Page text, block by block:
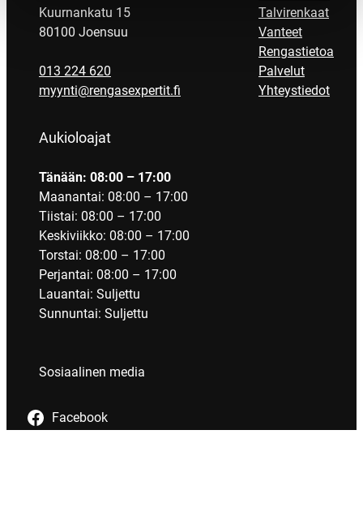
Kuurnankatu 15
80100 Joensuu
013 224 620
myynti@rengasexpertit.fi
Aukioloajat
Tänään: 08:00 – 17:00
Maanantai: 08:00 – 17:00
Tiistai: 08:00 – 17:00
Keskiviikko: 08:00 – 17:00
Torstai: 08:00 – 17:00
Perjantai: 08:00 – 17:00
Lauantai: Suljettu
Sunnuntai: Suljettu
Talvirenkaat
Vanteet
Rengastietoa
Palvelut
Yhteystiedot
Sosiaalinen media
Facebook